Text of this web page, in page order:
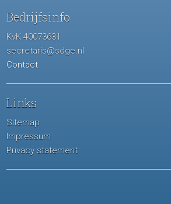
Bedrijfsinfo
KvK 40073631
secretaris@sdge.nl
Contact
Links
Sitemap
Impressum
Privacy statement